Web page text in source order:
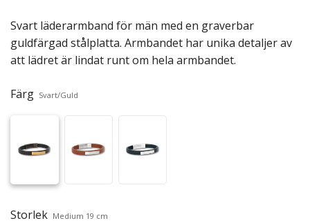
Svart läderarmband för män med en graverbar
guldfärgad stålplatta. Armbandet har unika detaljer av
att lädret är lindat runt om hela armbandet.
Färg Svart/Guld
Storlek Medium 19 cm